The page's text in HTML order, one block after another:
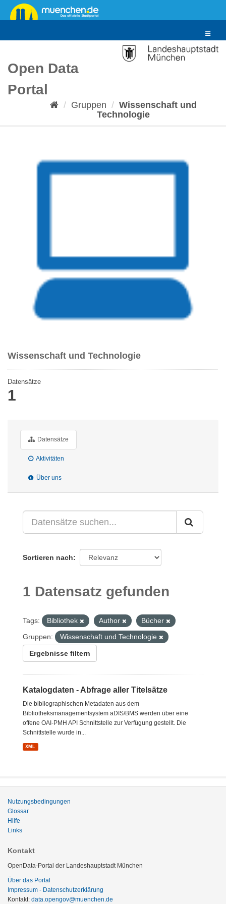
Überspringen
zum
Toggle
Open Data
Portal
Gruppen
Wissenschaft und
Technologie
Wissenschaft und Technologie
Datensätze
1
Datensätze
Aktivitäten
Über uns
Sortieren nach
1 Datensatz gefunden
Tags: Bibliothek Author
Bücher
Gruppen:
Wissenschaft und Technologie
Ergebnisse filtern
Katalogdaten - Abfrage aller Titelsätze
Die bibliographischen Metadaten aus dem
Bibliotheksmanagementsystem aDIS/BMS werden über eine
offene OAI-PMH API Schnittstelle zur Verfügung gestellt. Die
Schnittstelle wurde in...
XML
Nutzungsbedingungen
Glossar
Hilfe
Links
Kontakt
OpenData-Portal der Landeshauptstadt München
Über das Portal
Impressum - Datenschutzerklärung
Kontakt: data.opengov@muenchen.de